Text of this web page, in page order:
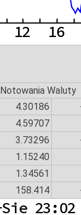
Notowania Waluty
4.30186
4.59707
3.73296
1.15240
1.34561
158.414